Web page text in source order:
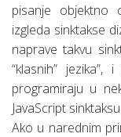
pisanje objektno
izgleda sinktakse
naprave takvu
“klasnih”
programiraju u
JavaScript sinktaksu.
Ako u narednim